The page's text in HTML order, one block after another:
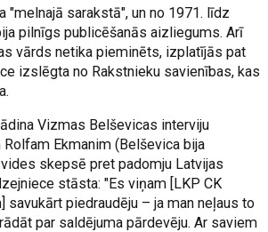
"melnajā sarakstā", un no 1971. līdz
pilnīgs publicēšanās aizliegums. Arī
vārds netika pieminēts, izplatījās pat
izslēgta no Rakstnieku savienības, kas
Vizmas Belševicas interviju
Ekmanim (Belševica bija
skepsē pret padomju Latvijas
stāsta: "Es viņam [LKP CK
piedraudēju – ja man neļaus to
par saldējuma pārdevēju. Ar saviem